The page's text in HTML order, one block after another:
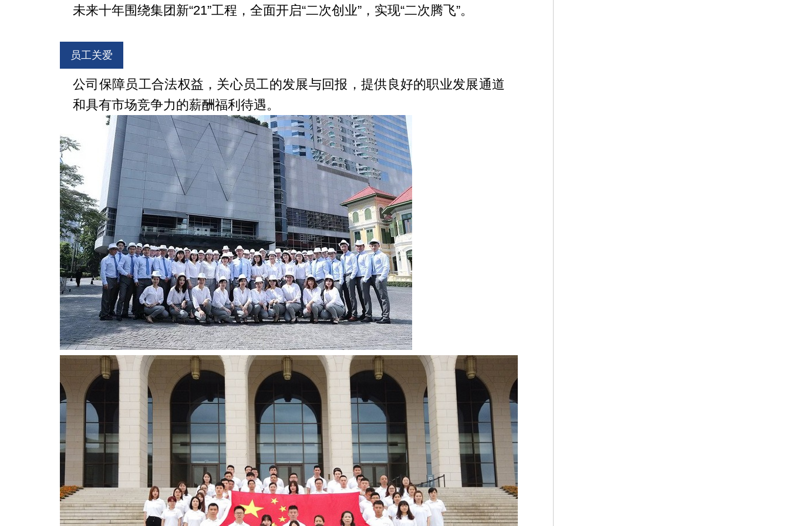
未来十年围绕集团新“21”工程，全面开启“二次创业”，实现“二次腾飞”。
员工关爱
公司保障员工合法权益，关心员工的发展与回报，提供良好的职业发展通道
和具有市场竞争力的薪酬福利待遇。